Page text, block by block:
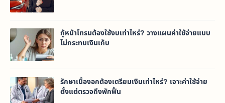
กู้หน้าโทรมต้องใช้งบเท่าไหร่? วางแผนค่าใช้จ่ายแบบ
ไม่กระทบเงินเก็บ
รักษาเนื้องอกต้องเตรียมเงินเท่าไหร่? เจาะค่าใช้จ่าย
ตั้งแต่ตรวจถึงพักฟื้น